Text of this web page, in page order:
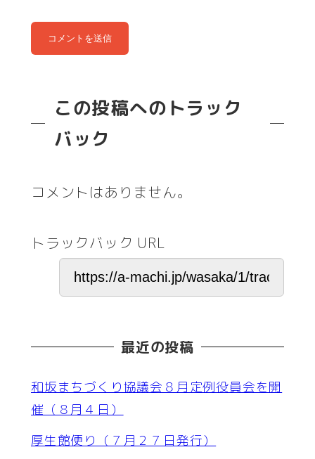
この投稿へのトラック
バック
コメントはありません。
トラックバック URL
最近の投稿
和坂まちづくり協議会８月定例役員会を開
催（８月４日）
厚生館便り（７月２７日発行）